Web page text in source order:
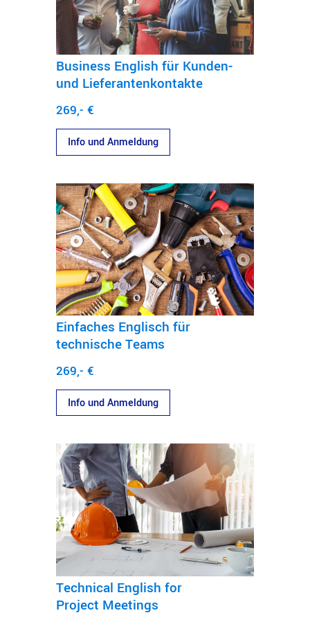
Business English für Kunden-
und Lieferantenkontakte
269,- €
Info und Anmeldung
Einfaches Englisch für
technische Teams
269,- €
Info und Anmeldung
Technical English for
Project Meetings